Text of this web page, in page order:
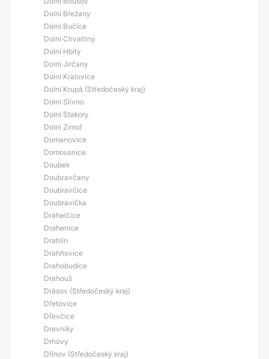
Dolní Břežany
Dolní Bučice
Dolní Chvatliny
Dolní Hbity
Dolní Jirčany
Dolní Kralovice
Dolní Krupá (Středočeský kraj)
Dolní Slivno
Dolní Stakory
Dolní Zimoř
Domanovice
Domousnice
Doubek
Doubravčany
Doubravčice
Doubravička
Drahelčice
Drahenice
Drahlín
Drahňovice
Drahobudice
Drahouš
Drásov (Středočeský kraj)
Dřetovice
Dřevčice
Drevníky
Drhovy
Dřínov (Středočeský kraj)